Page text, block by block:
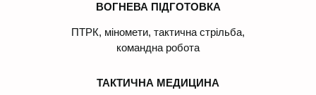
ВОГНЕВА ПІДГОТОВКА
ПТРК, міномети, тактична стрільба,
командна робота
ТАКТИЧНА МЕДИЦИНА